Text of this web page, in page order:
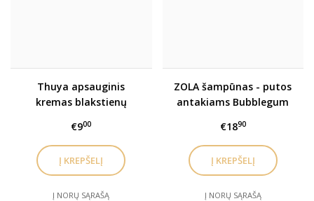
Thuya apsauginis
kremas blakstienų
€900
Į NORŲ SĄRAŠĄ
ZOLA šampūnas - putos
antakiams Bubblegum
€1890
Į NORŲ SĄRAŠĄ